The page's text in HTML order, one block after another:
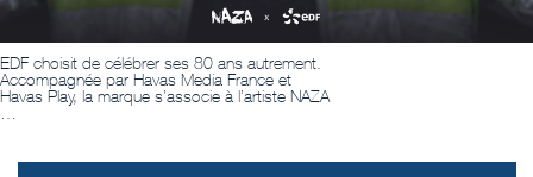
EDF choisit de célébrer ses 80 ans autrement.
Accompagnée par Havas Media France et
Havas Play, la marque s’associe à l’artiste NAZA